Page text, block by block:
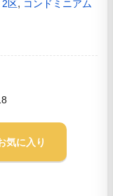
2区, コンドミニアム
気に入り